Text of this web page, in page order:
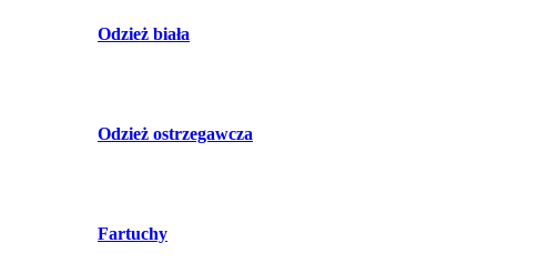
Odzież biała
Odzież ostrzegawcza
Fartuchy